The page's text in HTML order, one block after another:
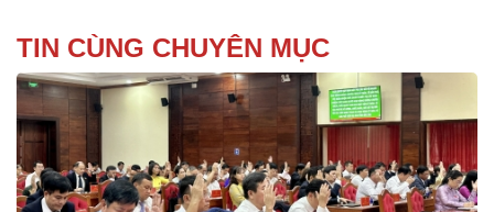
TIN CÙNG CHUYÊN MỤC